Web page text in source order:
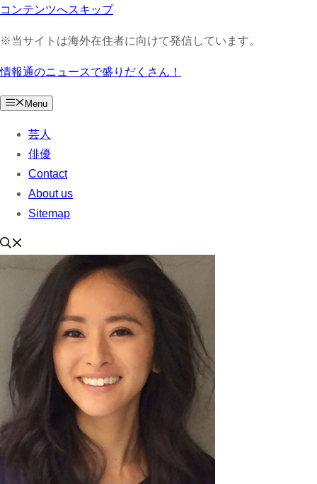
コンテンツへスキップ
※当サイトは海外在住者に向けて発信しています。
情報通のニュースで盛りだくさん！
Menu
芸人
俳優
Contact
About us
Sitemap